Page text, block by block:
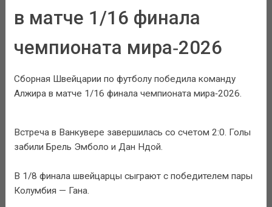
в матче 1/16 финала
чемпионата мира‑2026
Сборная Швейцарии по футболу победила команду
Алжира в матче 1/16 финала чемпионата мира‑2026.
Встреча в Ванкувере завершилась со счетом 2:0. Голы
забили Брель Эмболо и Дан Ндой.
В 1/8 финала швейцарцы сыграют с победителем пары
Колумбия — Гана.